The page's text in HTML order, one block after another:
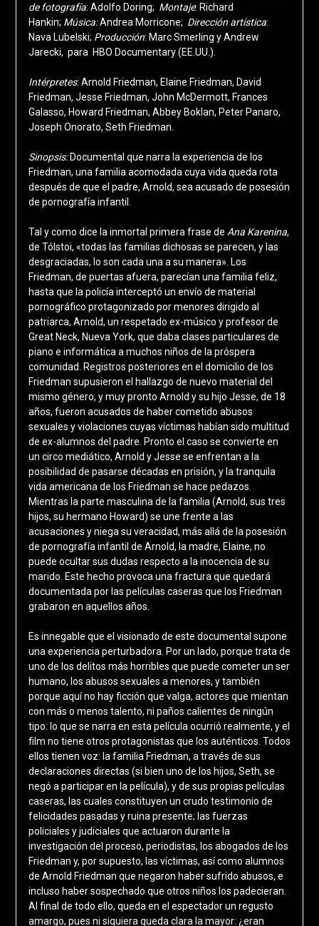
de fotografía: Adolfo Doring; Montaje: Richard
Hankin; Música:Andrea Morricone; Dirección artística:
Nava Lubelski; Producción: Marc Smerling y Andrew
Jarecki, para HBO Documentary (EE.UU.).
Intérpretes: Arnold Friedman, Elaine Friedman, David
Friedman, Jesse Friedman, John McDermott, Frances
Galasso, Howard Friedman, Abbey Boklan, Peter Panaro,
Joseph Onorato, Seth Friedman.
Sinopsis: Documental que narra la experiencia de los
Friedman, una familia acomodada cuya vida queda rota
después de que el padre, Arnold, sea acusado de posesión
de pornografía infantil.
Tal y como dice la inmortal primera frase de Ana Karenina,
de Tólstoi, «todas las familias dichosas se parecen, y las
desgraciadas, lo son cada una a su manera». Los
Friedman, de puertas afuera, parecían una familia feliz,
hasta que la policía interceptó un envío de material
pornográfico protagonizado por menores dirigido al
patriarca, Arnold, un respetado ex-músico y profesor de
Great Neck, Nueva York, que daba clases particulares de
piano e informática a muchos niños de la próspera
comunidad. Registros posteriores en el domicilio de los
Friedman supusieron el hallazgo de nuevo material del
mismo género, y muy pronto Arnold y su hijo Jesse, de 18
años, fueron acusados de haber cometido abusos
sexuales y violaciones cuyas víctimas habían sido multitud
de ex-alumnos del padre. Pronto el caso se convierte en
un circo mediático, Arnold y Jesse se enfrentan a la
posibilidad de pasarse décadas en prisión, y la tranquila
vida americana de los Friedman se hace pedazos.
Mientras la parte masculina de la familia (Arnold, sus tres
hijos, su hermano Howard) se une frente a las
acusaciones y niega su veracidad, más allá de la posesión
de pornografía infantil de Arnold, la madre, Elaine, no
puede ocultar sus dudas respecto a la inocencia de su
marido. Este hecho provoca una fractura que quedará
documentada por las películas caseras que los Friedman
grabaron en aquellos años.
Es innegable que el visionado de este documental supone
una experiencia perturbadora. Por un lado, porque trata de
uno de los delitos más horribles que puede cometer un ser
humano, los abusos sexuales a menores, y también
porque aquí no hay ficción que valga, actores que mientan
con más o menos talento, ni paños calientes de ningún
tipo: lo que se narra en esta película ocurrió realmente, y el
film no tiene otros protagonistas que los auténticos. Todos
ellos tienen voz: la familia Friedman, a través de sus
declaraciones directas (si bien uno de los hijos, Seth, se
negó a participar en la película), y de sus propias películas
caseras, las cuales constituyen un crudo testimonio de
felicidades pasadas y ruina presente; las fuerzas
policiales y judiciales que actuaron durante la
investigación del proceso, periodistas, los abogados de los
Friedman y, por supuesto, las víctimas, así como alumnos
de Arnold Friedman que negaron haber sufrido abusos, e
incluso haber sospechado que otros niños los padecieran.
Al final de todo ello, queda en el espectador un regusto
amargo, pues ni siquiera queda clara la mayor: ¿eran